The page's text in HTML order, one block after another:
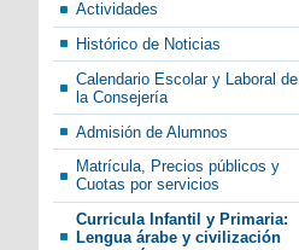
Actividades
Histórico de Noticias
Calendario Escolar y Laboral de
la Consejería
Admisión de Alumnos
Matrícula, Precios públicos y
Cuotas por servicios
Curricula Infantil y Primaria:
Lengua árabe y civilización